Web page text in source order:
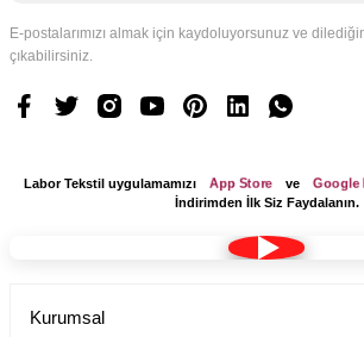
Cerrahi Bone Logolu
Logo Tasarım
199,00 TL
E-postalarımızı almak için kaydoluyorsunuz ve
çıkabilirsiniz.
Labor Tekstil uygulamamızı App Store ve Google
İndirimden İlk Siz Faydalanın.
Kurumsal